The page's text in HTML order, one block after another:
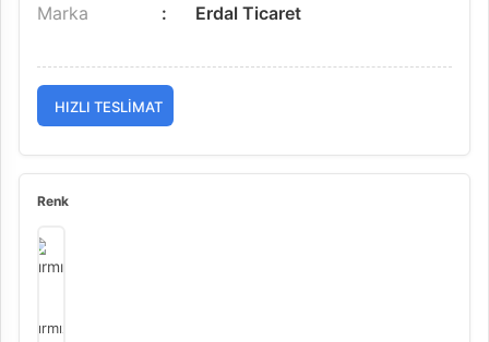
Marka Erdal Ticaret
HIZLI TESLIMAT
Renk
Kırmızı